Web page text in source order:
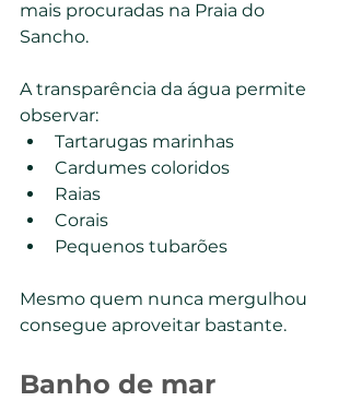
mais procuradas na Praia do
Sancho.
A transparência da água permite
observar:
Tartarugas marinhas
Cardumes coloridos
Raias
Corais
Pequenos tubarões
Mesmo quem nunca mergulhou
consegue aproveitar bastante.
Banho de mar